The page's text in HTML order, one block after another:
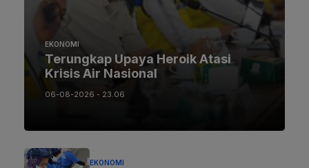
EKONOMI
Terungkap Upaya Heroik Atasi
Krisis Air Nasional
06-08-2026 - 23.06
EKONOMI